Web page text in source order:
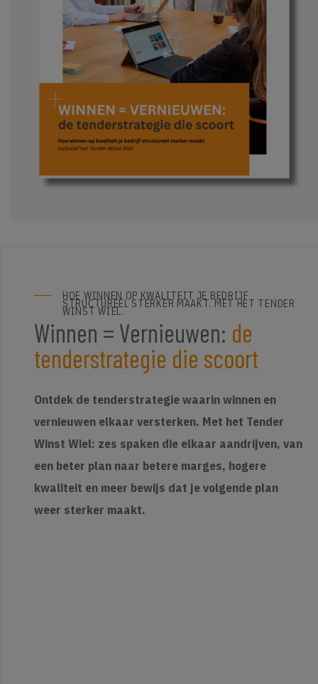
HOE WINNEN OP KWALITEIT JE BEDRIJF
STRUCTUREEL STERKER MAAKT. MET HET TENDER
WINST WIEL.
Winnen = Vernieuwen: de
tenderstrategie die scoort
Ontdek de tenderstrategie waarin winnen en
vernieuwen elkaar versterken. Met het Tender
Winst Wiel: zes spaken die elkaar aandrijven, van
een beter plan naar betere marges, hogere
kwaliteit en meer bewijs dat je volgende plan
weer sterker maakt.